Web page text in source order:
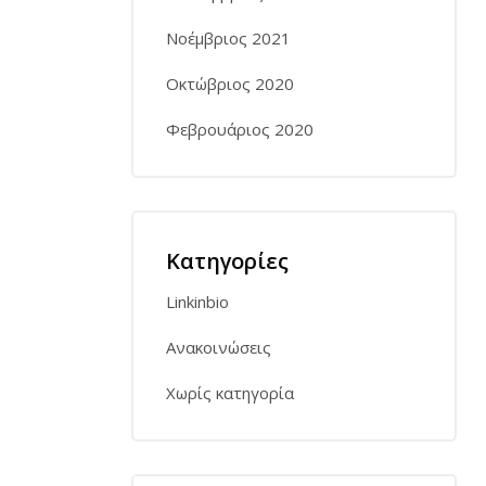
Νοέμβριος 2021
Οκτώβριος 2020
Φεβρουάριος 2020
Kατηγορίες
Linkinbio
Ανακοινώσεις
Χωρίς κατηγορία